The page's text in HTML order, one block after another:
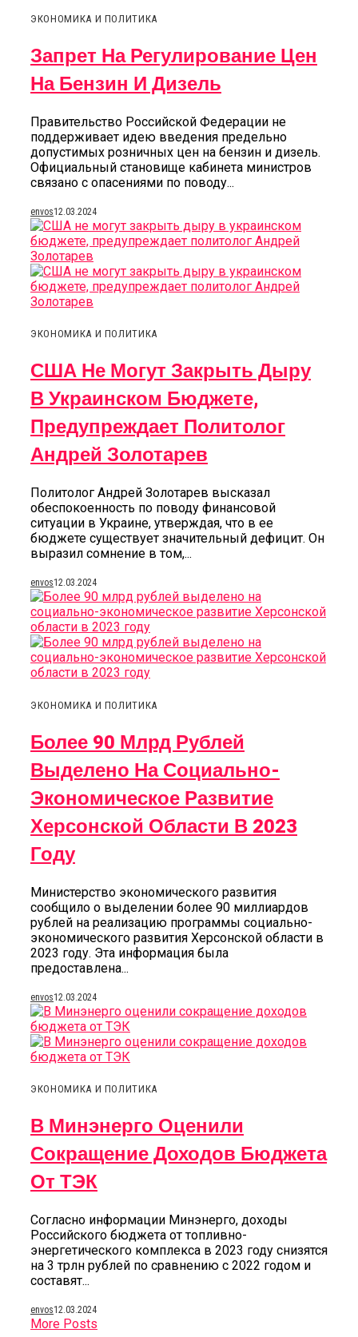
ЭКОНОМИКА И ПОЛИТИКА
Запрет На Регулирование Цен
На Бензин И Дизель
Правительство Российской Федерации не
поддерживает идею введения предельно
допустимых розничных цен на бензин и дизель.
Официальный становище кабинета министров
связано с опасениями по поводу...
envos12.03.2024
ЭКОНОМИКА И ПОЛИТИКА
США Не Могут Закрыть Дыру
В Украинском Бюджете,
Предупреждает Политолог
Андрей Золотарев
Политолог Андрей Золотарев высказал
обеспокоенность по поводу финансовой
ситуации в Украине, утверждая, что в ее
бюджете существует значительный дефицит. Он
выразил сомнение в том,...
envos12.03.2024
ЭКОНОМИКА И ПОЛИТИКА
Более 90 Млрд Рублей
Выделено На Социально-
Экономическое Развитие
Херсонской Области В 2023
Году
Министерство экономического развития
сообщило о выделении более 90 миллиардов
рублей на реализацию программы социально-
экономического развития Херсонской области в
2023 году. Эта информация была
предоставлена...
envos12.03.2024
ЭКОНОМИКА И ПОЛИТИКА
В Минэнерго Оценили
Сокращение Доходов Бюджета
От ТЭК
Согласно информации Минэнерго, доходы
Российского бюджета от топливно-
энергетического комплекса в 2023 году снизятся
на 3 трлн рублей по сравнению с 2022 годом и
составят...
envos12.03.2024
More Posts